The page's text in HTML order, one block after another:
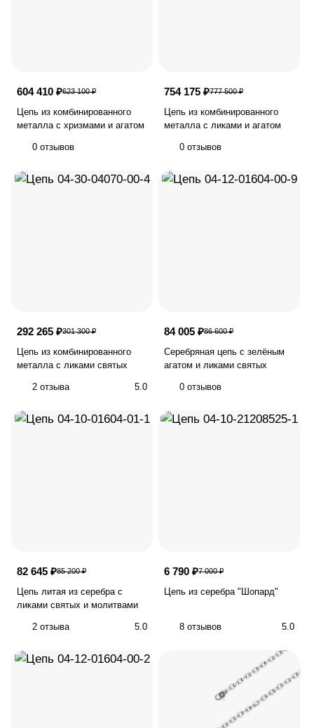
604 410 ₽623 100 ₽
Цепь из комбинированного
металла с хризмами и агатом
0 отзывов
754 175 ₽777 500 ₽
Цепь из комбинированного
металла с ликами и агатом
0 отзывов
292 265 ₽301 300 ₽
Цепь из комбинированного
металла с ликами святых
2 отзыва 5.0
84 005 ₽86 600 ₽
Серебряная цепь с зелёным
агатом и ликами святых
0 отзывов
82 645 ₽85 200 ₽
Цепь литая из серебра с
ликами святых и молитвами
2 отзыва 5.0
6 790 ₽7 000 ₽
Цепь из серебра "Шопард"
8 отзывов 5.0